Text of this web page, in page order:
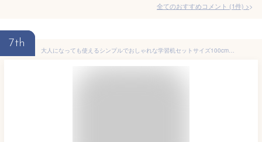
全てのおすすめコメント (1件) >
7th
大人になっても使えるシンプルでおしゃれな学習机セットサイズ100cm幅（コンセント付き）杉工場 レグシー レクス スタディコーナー 学習デスク 勉強机 国産 シンプル 女の子 男の子 モダン 木製 子供用 キッズ キッズデスク 完成品 兄弟 学習机 大人 机 デス